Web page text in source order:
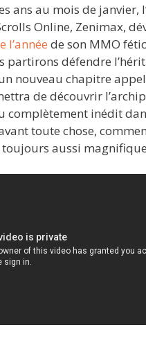
ans au mois de janvier,
Online, Zenimax,
l’année de son MMO
partirons défendre
nouveau chapitre
de découvrir
complètement inédit
toute chose,
aussi